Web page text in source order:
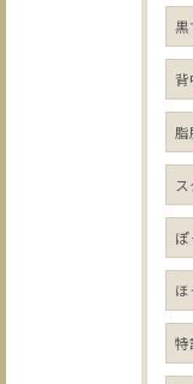
黒
背
脂
特